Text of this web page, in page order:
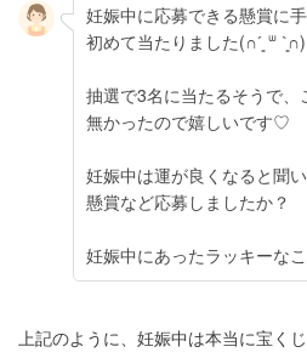
妊娠中に応募できる懸賞に
初めて当たりました(∩´͈ ᐜ `͈∩)
抽選で3名に当たるそうで
無かったので嬉しいです♡
妊娠中は運が良くなると聞
懸賞など応募しましたか？
妊娠中にあったラッキーな
上記のように、妊娠中は本当に宝く